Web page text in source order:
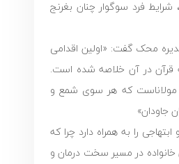
فرد سوگوار چنان بغرنج
محک گفت: «اولین اقدامی
قرآن در آن خلاصه شده است.
مولاناست که هر سوی شمع و
جاودان»
را به همراه دارد چرا که
خانواده در مسیر سخت درمان و